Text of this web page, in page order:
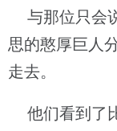
与那位只会
思的憨厚巨人
走去。
他们看到了